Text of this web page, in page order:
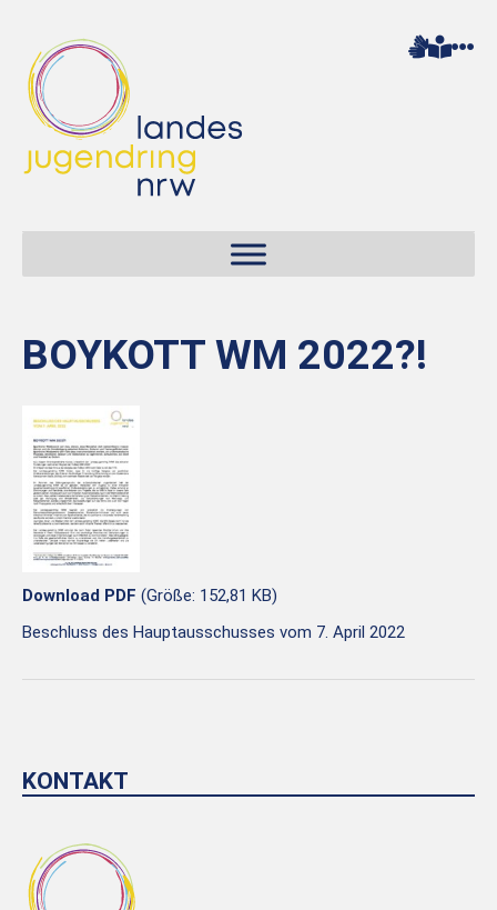
BOYKOTT WM 2022?!
Download PDF (Größe: 152,81 KB)
Beschluss des Hauptausschusses vom 7. April 2022
KONTAKT